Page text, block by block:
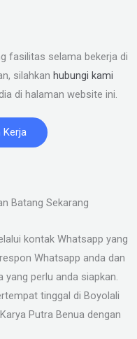
fasilitas selama bekerja di
silahkan hubungi kami
di halaman website ini.
Kerja
Batang Sekarang
kontak Whatsapp yang
Whatsapp anda dan
perlu anda siapkan.
tinggal di Boyolali
Putra Benua dengan